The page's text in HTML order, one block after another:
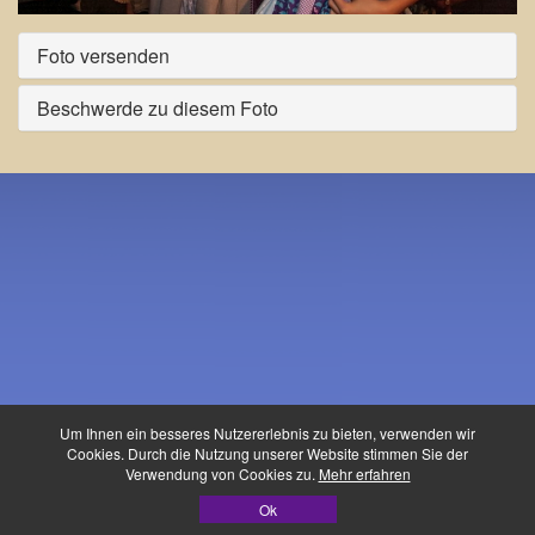
Foto versenden
Beschwerde zu diesem Foto
Waldfest-Buidl ©
Datenschutz|Impressum
Um Ihnen ein besseres Nutzererlebnis zu bieten, verwenden wir
Cookies. Durch die Nutzung unserer Website stimmen Sie der
Verwendung von Cookies zu. Mehr erfahren
Ok